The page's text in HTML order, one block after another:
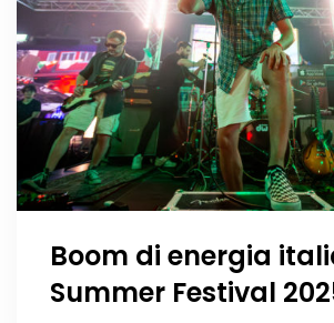
Boom di energia
Summer Festival